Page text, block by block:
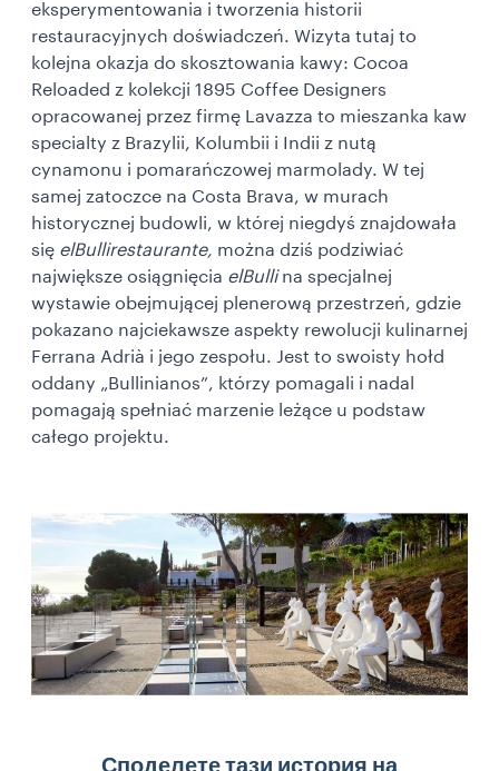
eksperymentowania i tworzenia historii
restauracyjnych doświadczeń. Wizyta tutaj to
kolejna okazja do skosztowania kawy: Cocoa
Reloaded z kolekcji 1895 Coffee Designers
opracowanej przez firmę Lavazza to mieszanka kaw
specialty z Brazylii, Kolumbii i Indii z nutą
cynamonu i pomarańczowej marmolady. W tej
samej zatoczce na Costa Brava, w murach
historycznej budowli, w której niegdyś znajdowała
się elBullirestaurante, można dziś podziwiać
największe osiągnięcia elBullina specjalnej
wystawie obejmującej plenerową przestrzeń, gdzie
pokazano najciekawsze aspekty rewolucji kulinarnej
Ferrana Adrià i jego zespołu. Jest to swoisty hołd
oddany „Bullinianos”, którzy pomagali i nadal
pomagają spełniać marzenie leżące u podstaw
całego projektu.
Споделете тази история на